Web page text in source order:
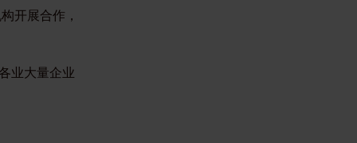
开展合作，
业大量企业